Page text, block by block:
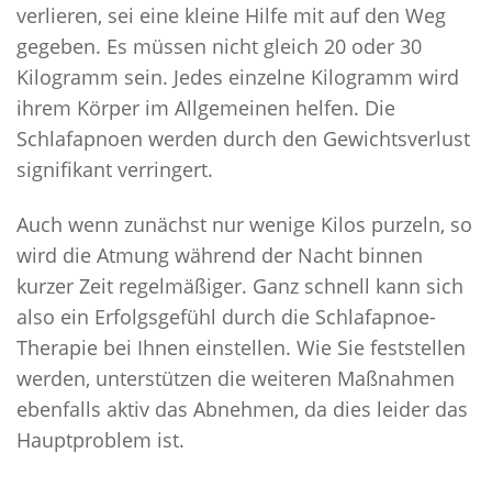
verlieren, sei eine kleine Hilfe mit auf den Weg
gegeben. Es müssen nicht gleich 20 oder 30
Kilogramm sein. Jedes einzelne Kilogramm wird
ihrem Körper im Allgemeinen helfen. Die
Schlafapnoen werden durch den Gewichtsverlust
signifikant verringert.
Auch wenn zunächst nur wenige Kilos purzeln, so
wird die Atmung während der Nacht binnen
kurzer Zeit regelmäßiger. Ganz schnell kann sich
also ein Erfolgsgefühl durch die Schlafapnoe-
Therapie bei Ihnen einstellen. Wie Sie feststellen
werden, unterstützen die weiteren Maßnahmen
ebenfalls aktiv das Abnehmen, da dies leider das
Hauptproblem ist.